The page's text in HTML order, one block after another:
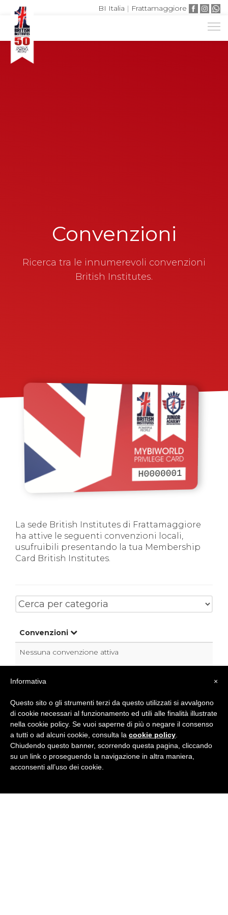
BI Italia | Frattamaggiore
Convenzioni
Ricerca tra le innumerevoli convenzioni
British Institutes.
H0000001
La sede British Institutes di Frattamaggiore
ha attive le seguenti convenzioni locali,
usufruibili presentando la tua Membership
Card British Institutes.
Convenzioni
Nessuna convenzione attiva
BRITISH INSTITUTES Frattamaggiore
Via Trento 26 - 80027 Frattamaggiore (NA)
Tel+39 081.18.46.1000
×
Informativa
Questo sito o gli strumenti terzi da questo utilizzati si avvalgono
di cookie necessari al funzionamento ed utili alle finalità illustrate
nella cookie policy. Se vuoi saperne di più o negare il consenso
a tutti o ad alcuni cookie, consulta la cookie policy
Chiudendo questo banner, scorrendo questa pagina, cliccando
su un link o proseguendo la navigazione in altra maniera,
acconsenti all’uso dei cookie.